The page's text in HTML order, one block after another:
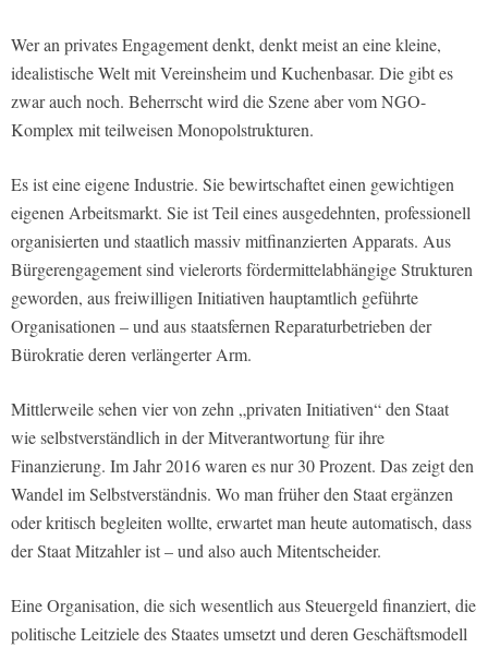
Wer an privates Engagement denkt, denkt meist an eine kleine,
idealistische Welt mit Vereinsheim und Kuchenbasar. Die gibt es
zwar auch noch. Beherrscht wird die Szene aber vom NGO-
Komplex mit teilweisen Monopolstrukturen.
Es ist eine eigene Industrie. Sie bewirtschaftet einen gewichtigen
eigenen Arbeitsmarkt. Sie ist Teil eines ausgedehnten, professionell
organisierten und staatlich massiv mitfinanzierten Apparats. Aus
Bürgerengagement sind vielerorts fördermittelabhängige Strukturen
geworden, aus freiwilligen Initiativen hauptamtlich geführte
Organisationen – und aus staatsfernen Reparaturbetrieben der
Bürokratie deren verlängerter Arm.
Mittlerweile sehen vier von zehn „privaten Initiativen“ den Staat
wie selbstverständlich in der Mitverantwortung für ihre
Finanzierung. Im Jahr 2016 waren es nur 30 Prozent. Das zeigt den
Wandel im Selbstverständnis. Wo man früher den Staat ergänzen
oder kritisch begleiten wollte, erwartet man heute automatisch, dass
der Staat Mitzahler ist – und also auch Mitentscheider.
Eine Organisation, die sich wesentlich aus Steuergeld finanziert, die
politische Leitziele des Staates umsetzt und deren Geschäftsmodell